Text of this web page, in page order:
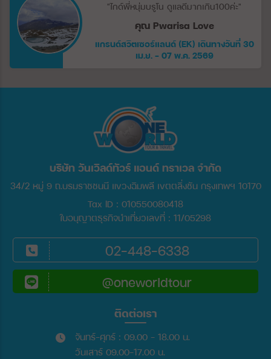
"ไกด์พี่หนุ่มบรูโน ดูแลดีมากเกิน100ค่ะ"
คุณ Pwarisa Love
แกรนด์สวิตเซอร์แลนด์ (EK) เดินทางวันที่ 30
เม.ย. - 07 พ.ค. 2569
บริษัท วันเวิลด์ทัวร์ แอนด์ ทราเวล จำกัด
34/2 หมู่ 9 ถ.บรมราชชนนี แขวงฉิมพลี เขตตลิ่งชัน กรุงเทพฯ 10170
Tax ID : 010550080418
ใบอนุญาตธุรกิจนำเที่ยวเลขที่ : 11/05298
02-448-6338
@oneworldtour
ติดต่อเรา
จันทร์-ศุกร์ : 09.00 - 18.00 น.
วันเสาร์ 09.00-17.00 น.